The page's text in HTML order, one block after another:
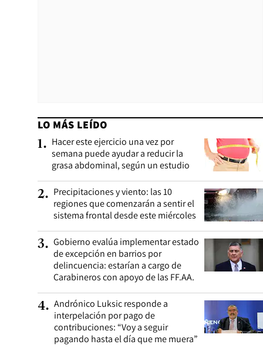
LO MÁS LEÍDO
1. Hacer este ejercicio una vez por
semana puede ayudar a reducir la
grasa abdominal, según un estudio
2. Precipitaciones y viento: las 10
regiones que comenzarán a sentir el
sistema frontal desde este miércoles
3. Gobierno evalúa implementar estado
de excepción en barrios por
delincuencia: estarían a cargo de
Carabineros con apoyo de las FF.AA.
4. Andrónico Luksic responde a
interpelación por pago de
contribuciones: “Voy a seguir
pagando hasta el día que me muera”